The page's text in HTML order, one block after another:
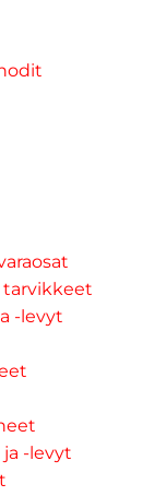
tarvikkeet
-levyt
-levyt